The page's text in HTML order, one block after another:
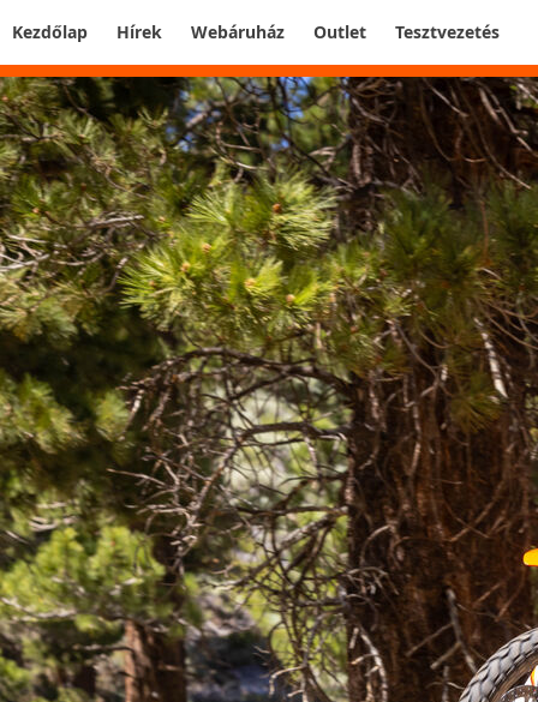
Kezdőlap Hírek Webáruház Outlet Tesztvezetés